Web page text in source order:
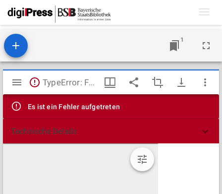
1
Mirador
Viewer
TypeError: Failed to fetch
Es ist ein Fehler aufgetreten
Technische Details